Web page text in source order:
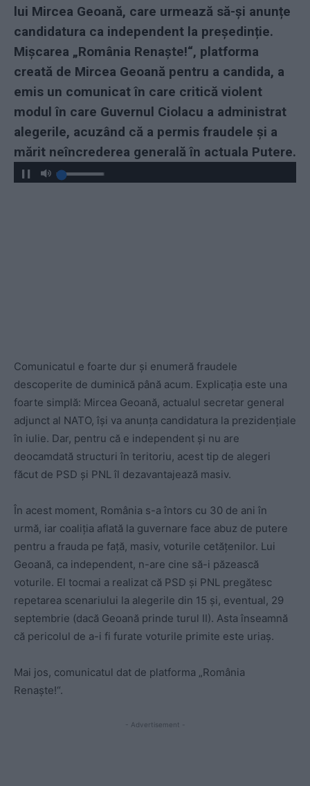
lui Mircea Geoană, care urmează să-și anunțe
candidatura ca independent la președinție.
Mișcarea „România Renaște!“, platforma
creată de Mircea Geoană pentru a candida, a
emis un comunicat în care critică violent
modul în care Guvernul Ciolacu a administrat
alegerile, acuzând că a permis fraudele și a
mărit neîncrederea generală în actuala Putere.
Comunicatul e foarte dur și enumeră fraudele
descoperite de duminică până acum. Explicația este una
foarte simplă: Mircea Geoană, actualul secretar general
adjunct al NATO, își va anunța candidatura la prezidențiale
în iulie. Dar, pentru că e independent și nu are
deocamdată structuri în teritoriu, acest tip de alegeri
făcut de PSD și PNL îl dezavantajează masiv.
În acest moment, România s-a întors cu 30 de ani în
urmă, iar coaliția aflată la guvernare face abuz de putere
pentru a frauda pe față, masiv, voturile cetățenilor. Lui
Geoană, ca independent, n-are cine să-i păzească
voturile. El tocmai a realizat că PSD și PNL pregătesc
repetarea scenariului la alegerile din 15 și, eventual, 29
septembrie (dacă Geoană prinde turul II). Asta înseamnă
că pericolul de a-i fi furate voturile primite este uriaș.
Mai jos, comunicatul dat de platforma „România
Renaște!“.
- Advertisement -